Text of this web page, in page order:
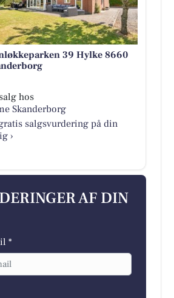
39 Hylke 8660
hos
Skanderborg
salgsvurdering på din
›
AF DIN
*